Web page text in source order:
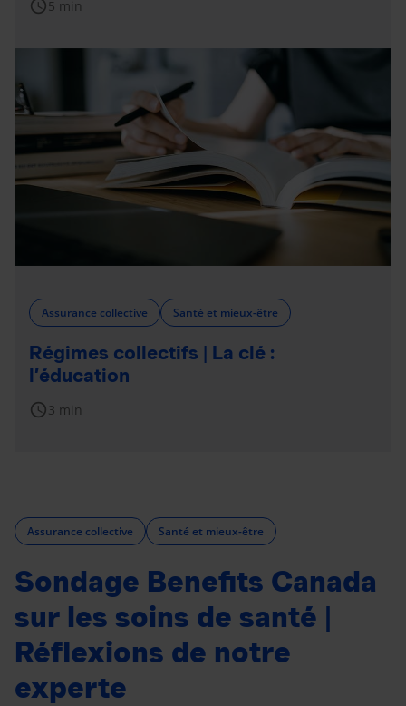
schedule5 min
Assurance collective Santé et mieux-être
Régimes collectifs | La clé :
l’éducation
schedule3 min
Assurance collective Santé et mieux-être
Sondage Benefits Canada
sur les soins de santé |
Réflexions de notre
experte